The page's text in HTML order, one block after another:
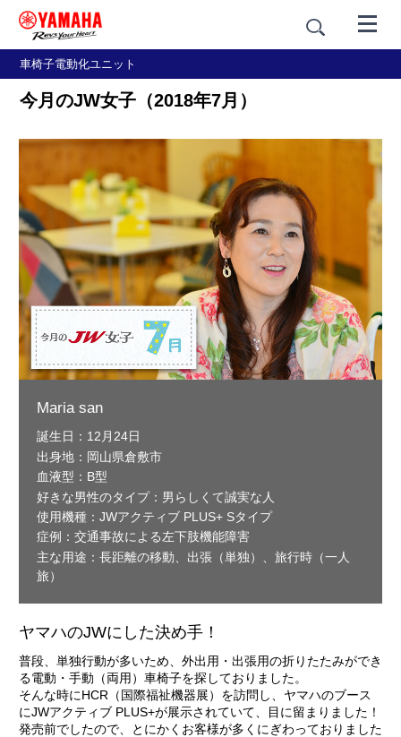
車椅子電動化ユニット
今月のJW女子（2018年7月）
Maria san
誕生日：12月24日
出身地：岡山県倉敷市
血液型：B型
好きな男性のタイプ：男らしくて誠実な人
使用機種：JWアクティブ PLUS+ Sタイプ
症例：交通事故による左下肢機能障害
主な用途：長距離の移動、出張（単独）、旅行時（一人
旅）
ヤマハのJWにした決め手！
普段、単独行動が多いため、外出用・出張用の折りたたみができ
る電動・手動（両用）車椅子を探しておりました。
そんな時にHCR（国際福祉機器展）を訪問し、ヤマハのブース
にJWアクティブ PLUS+が展示されていて、目に留まりました！
発売前でしたので、とにかくお客様が多くにぎわっておりました